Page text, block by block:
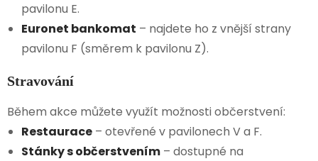
pavilonu E.
Euronet bankomat – najdete ho z vnější strany
pavilonu F (směrem k pavilonu Z).
Stravování
Během akce můžete využít možnosti občerstvení:
Restaurace – otevřené v pavilonech V a F.
Stánky s občerstvením – dostupné na